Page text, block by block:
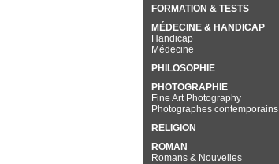
FORMATION & TESTS
MÉDECINE & HANDICAP
Handicap
Médecine
PHILOSOPHIE
PHOTOGRAPHIE
Fine Art Photography
Photographes contemporains
RELIGION
ROMAN
Romans & Nouvelles